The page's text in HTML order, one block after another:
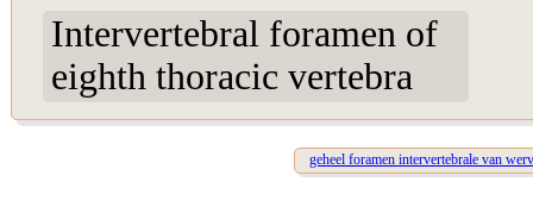
Intervertebral foramen of
eighth thoracic vertebra
geheel foramen intervertebrale van